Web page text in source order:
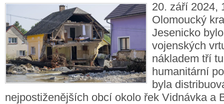
20. září 2024,
Olomoucký
Jesenicko
vojenských
nákladem tří
humanitární
byla
nejpostiženějších obcí okolo řek Vidnávka a